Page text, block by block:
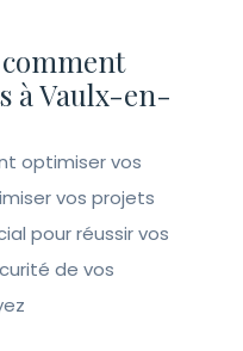
à Vaulx-en-
optimiser vos
vos projets
pour réussir vos
de vos